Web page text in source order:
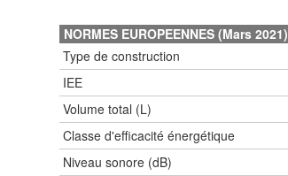
NORMES EUROPEENNES (Mars 2021)
Type de construction
IEE
Volume total (L)
Classe d'efficacité énergétique
Niveau sonore (dB)